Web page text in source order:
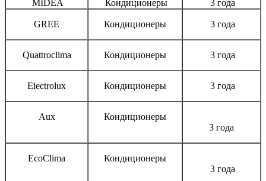
MIDEA Кондиционеры 3 года
GREE Кондиционеры 3 года
Quattroclima Кондиционеры 3 года
Electrolux Кондиционеры 3 года
Aux
Кондиционеры
3 года
EcoClima
Кондиционеры
3 года